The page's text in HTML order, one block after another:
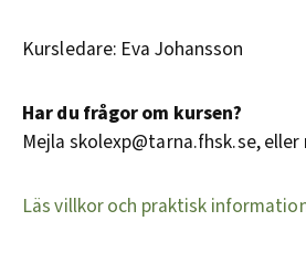
Kursledare: Eva Johansson
Har du frågor om kursen?
Mejla skolexp@tarna.fhsk.se, eller
Läs villkor och praktisk